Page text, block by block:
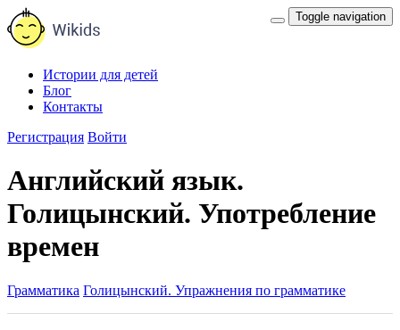
Toggle navigation
Истории для детей
Блог
Контакты
Регистрация Войти
Английский язык.
Голицынский. Употребление
времен
Грамматика Голицынский. Упражнения по грамматике